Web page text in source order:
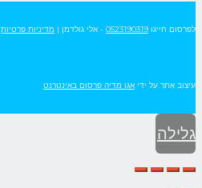
לפרסום חייגו 0523190319 - אלי גולדמן | מדיניות פרטיות
עיצוב אתר על ידי אגו מדיה פרסום באינטרנט
גלילה
לראש